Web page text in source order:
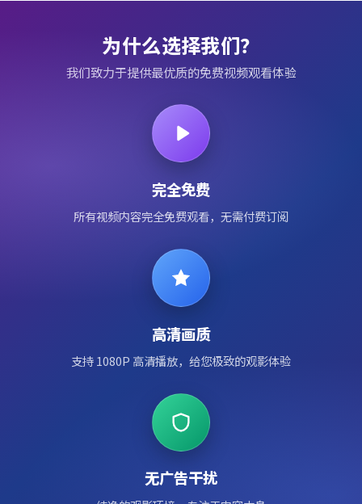
为什么选择我们？
我们致力于提供最优质的免费视频观看体验
完全免费
所有视频内容完全免费观看，无需付费订阅
高清画质
支持 1080P 高清播放，给您极致的观影体验
无广告干扰